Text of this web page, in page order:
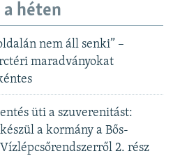
a héten
nem áll senki” –
maradványokat
üti a szuverenitást:
a kormány a Bős-
2. rész